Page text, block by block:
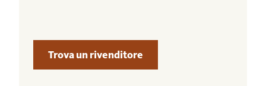
Trova un rivenditore